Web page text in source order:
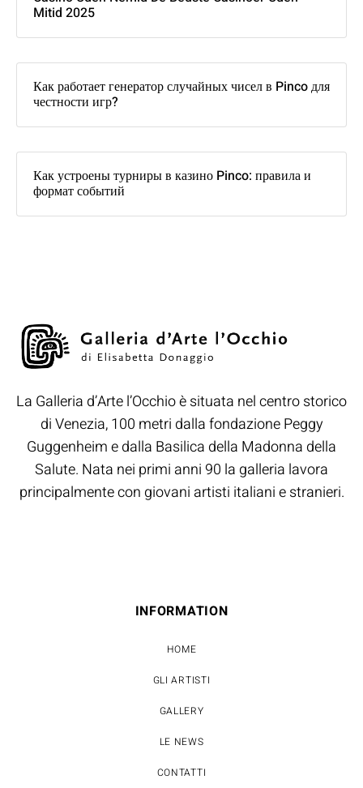
Mitid 2025
Как работает генератор случайных чисел в Pinco для
честности игр?
Как устроены турниры в казино Pinco: правила и
формат событий
La Galleria d’Arte l’Occhio è situata nel centro storico
di Venezia, 100 metri dalla fondazione Peggy
Guggenheim e dalla Basilica della Madonna della
Salute. Nata nei primi anni 90 la galleria lavora
principalmente con giovani artisti italiani e stranieri.
INFORMATION
HOME
GLI ARTISTI
GALLERY
LE NEWS
CONTATTI